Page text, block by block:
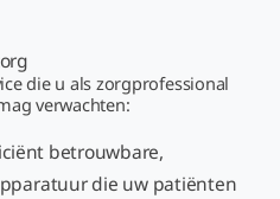
die u als zorgprofessional
verwachten:
betrouwbare,
die uw patiënten